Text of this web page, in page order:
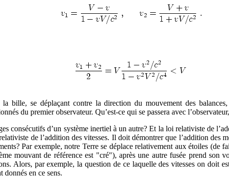
bille, se déplaçant contre la direction du mouvement des
du premier observateur. Qu’est-ce qui se passera avec
consécutifs d’un système inertiel à un autre? Et la loi relativiste de
de l’addition des vitesses. Il doit démontrer que l’addition des
Par exemple, notre Terre se déplace relativement aux étoiles (de
mouvant de référence est "cré"), après une autre fusée prend son
Alors, par exemple, la question de ce laquelle des vitesses on doit
donnés en ce sens.